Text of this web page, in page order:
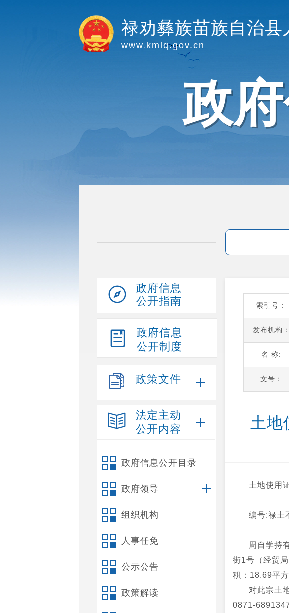
禄劝彝族苗族自治县
www.kmlq.gov.cn
政
政府信息
公开指南
政府信息
公开制度
政策文件
法定主动
公开内容
政府信息公开目录
政府领导
组织机构
人事任免
公示公告
政策解读
索引号：
发布机构：
名 称:
文号：
土地
土地使用
编号:禄土
周自学持
街1号（经贸
积：18.69平
对此宗土
0871-